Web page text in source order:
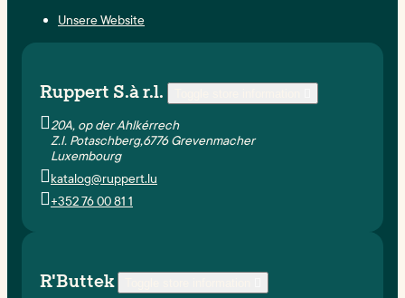
Unsere Website
Ruppert S.à r.l.
20A, op der Ahlkérrech
Z.I. Potaschberg,6776 Grevenmacher
Luxembourg
katalog@ruppert.lu
+352 76 00 81 1
R'Buttek